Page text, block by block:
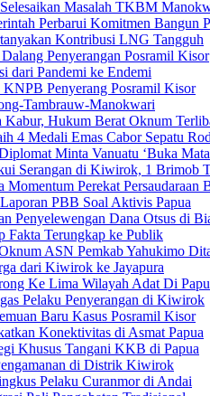
Masalah TKBM
Perbarui Komitmen Bangun
Kontribusi LNG Tangguh
Penyerangan Posramil Kisor
dari Pandemi ke Endemi
Penyerang Posramil Kisor
Tambrauw-Manokwari
Hukum Berat Oknum
4 Medali Emas Cabor Sepatu
Minta Vanuatu ‘Buka
Serangan di Kiwirok, 1 Brimob
Perekat Persaudaraan
PBB Soal Aktivis Papua
Penyelewengan Dana Otsus di
Terungkap ke Publik
ASN Pemkab Yahukimo
dari Kiwirok ke Jayapura
Ke Lima Wilayah Adat Di
Pelaku Penyerangan di Kiwirok
Baru Kasus Posramil Kisor
Konektivitas di Asmat Papua
Khusus Tangani KKB di Papua
di Distrik Kiwirok
Pelaku Curanmor di Andai